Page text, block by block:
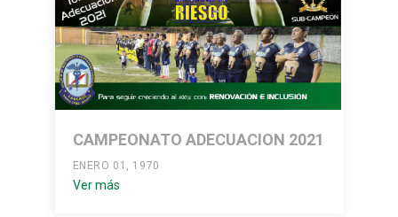
CAMPEONATO ADECUACION 2021
ENERO 01, 1970
Ver más